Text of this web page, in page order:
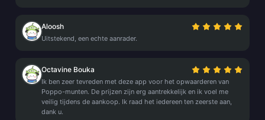
Aloosh
Uitstekend, een echte aanrader.
Octavine Bouka
Ik ben zeer tevreden met deze app voor het opwaarderen van
Poppo-munten. De prijzen zijn erg aantrekkelijk en ik voel me
veilig tijdens de aankoop. Ik raad het iedereen ten zeerste aan,
dank u.